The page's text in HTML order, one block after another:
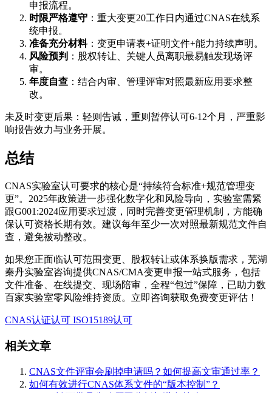
申报流程。
时限严格遵守 ：重大变更20工作日内通过CNAS在线系
统申报。
准备充分材料：变更申请表+证明文件+能力持续声明。
风险预判 ：股权转让、关键人员离职最易触发现场评
审。
年度自查 ：结合内审、管理评审对照最新应用要求整
改。
未及时变更后果：轻则告诫，重则暂停认可6-12个月，严重影
响报告效力与业务开展。
总结
CNAS实验室认可要求的核心是“持续符合标准+规范管理变
更”。2025年政策进一步强化数字化和风险导向，实验室需紧
跟G001:2024应用要求过渡，同时完善变更管理机制，方能确
保认可资格长期有效。建议每年至少一次对照最新规范文件自
查，避免被动整改。
如果您正面临认可范围变更、股权转让或体系换版需求，芜湖
秦丹实验室咨询提供CNAS/CMA变更申报一站式服务，包括
文件准备、在线提交、现场陪审，全程“包过”保障，已助力数
百家实验室零风险维持资质。立即咨询获取免费变更评估！
CNAS认证认可 ISO15189认可
相关文章
CNAS文件评审会刷掉申请吗？如何提高文审通过率？
如何有效进行CNAS体系文件的“版本控制”？